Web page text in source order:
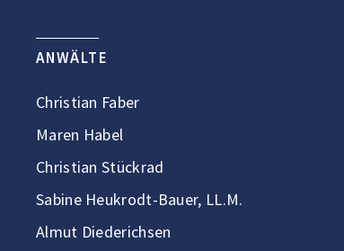
ANWÄLTE
Christian Faber
Maren Habel
Christian Stückrad
Sabine Heukrodt-Bauer, LL.M.
Almut Diederichsen